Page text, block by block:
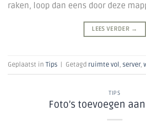
raken, loop dan eens door deze
LEES VERDER →
Geplaatst in Tips | Getagd ruimte vol,server,
TIPS
Foto’s toevoegen